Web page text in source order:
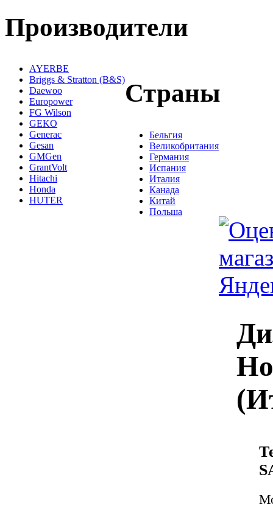
Производители
AYERBE
Briggs & Stratton (B&S)
Daewoo
Europower
FG Wilson
GEKO
Generac
Gesan
GMGen
GrantVolt
Hitachi
Honda
HUTER
Страны
Бельгия
Великобритания
Германия
Испания
Италия
Канада
Китай
Польша